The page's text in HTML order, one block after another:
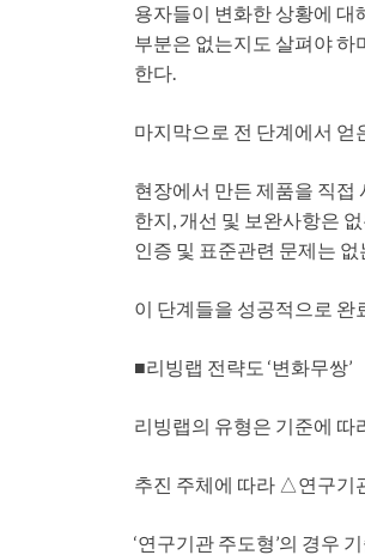
용자들이 변화한 상황에 대
부분은 없는지도 살펴야 하
한다.
마지막으로 전 단계에서 얻
현장에서 만든 제품을 직접
한지, 개선 및 보완사항은
인증 및 표준관련 문제는
이 단계들을 성공적으로 완
■리빙랩 전략도 ‘변화무쌍’
리빙랩의 유형은 기준에 따
추진 주체에 따라 △연구기
‘연구기관 주도형’의 경우